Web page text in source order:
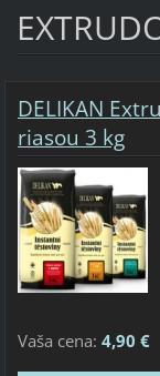
DELIKAN
riasou 3 kg
Vaša cena: 4,90 €